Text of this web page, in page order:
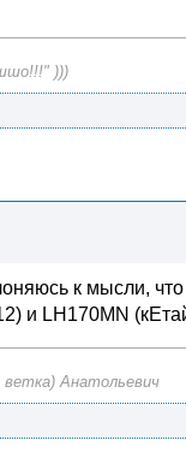
)))
к мысли,
и LH170MN
Анатольевич